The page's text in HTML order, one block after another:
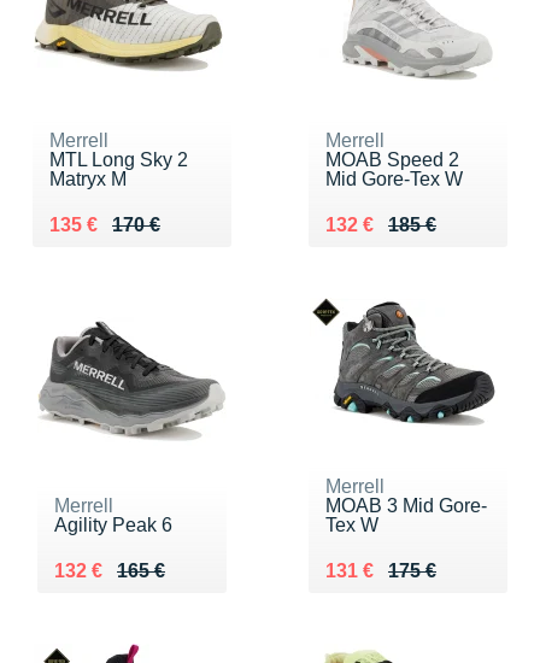
Merrell
MTL Long Sky 2
Matryx M
170 €
Au lieu de 170 €
135 €
Vendu 135 €
Merrell
MOAB Speed 2
Mid Gore-Tex W
185 €
Au lieu de 185 €
132 €
Vendu 132 €
Merrell
Agility Peak 6
165 €
Au lieu de 165 €
132 €
Vendu 132 €
Merrell
MOAB 3 Mid Gore-
Tex W
175 €
Au lieu de 175 €
131 €
Vendu 131 €